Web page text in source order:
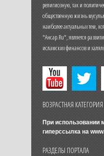
религиозную, так и
общественную жизнь
наиболее актуальных тем,
"Ансар.Ru", является
исламских финансов и
ВОЗРАСТНАЯ
При использовании
гиперссылка на
РАЗДЕЛЫ ПОРТАЛА